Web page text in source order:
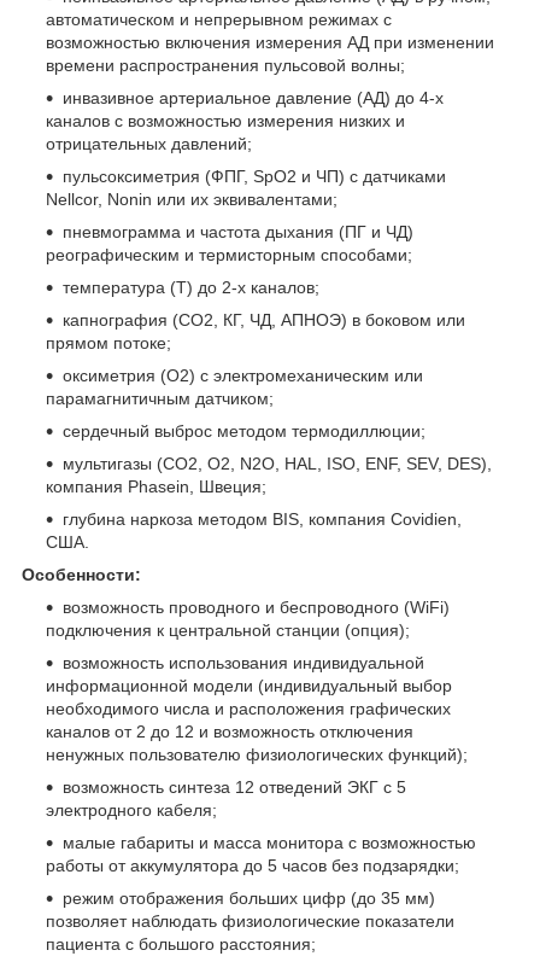
автоматическом и непрерывном режимах с
возможностью включения измерения АД при изменении
времени распространения пульсовой волны;
инвазивное артериальное давление (АД) до 4-х
каналов с возможностью измерения низких и
отрицательных давлений;
пульсоксиметрия (ФПГ, SpO2 и ЧП) с датчиками
Nellcor, Nonin или их эквивалентами;
пневмограмма и частота дыхания (ПГ и ЧД)
реографическим и термисторным способами;
температура (Т) до 2-х каналов;
капнография (СО2, КГ, ЧД, АПНОЭ) в боковом или
прямом потоке;
оксиметрия (О2) с электромеханическим или
парамагнитичным датчиком;
сердечный выброс методом термодиллюции;
мультигазы (СО2, О2, N2O, HAL, ISO, ENF, SEV, DES),
компания Phasein, Швеция;
глубина наркоза методом BIS, компания Covidien,
США.
Особенности:
возможность проводного и беспроводного (WiFi)
подключения к центральной станции (опция);
возможность использования индивидуальной
информационной модели (индивидуальный выбор
необходимого числа и расположения графических
каналов от 2 до 12 и возможность отключения
ненужных пользователю физиологических функций);
возможность синтеза 12 отведений ЭКГ с 5
электродного кабеля;
малые габариты и масса монитора с возможностью
работы от аккумулятора до 5 часов без подзарядки;
режим отображения больших цифр (до 35 мм)
позволяет наблюдать физиологические показатели
пациента с большого расстояния;